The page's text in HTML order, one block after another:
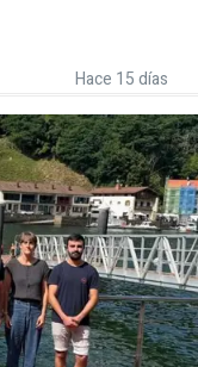
Hace 15 días